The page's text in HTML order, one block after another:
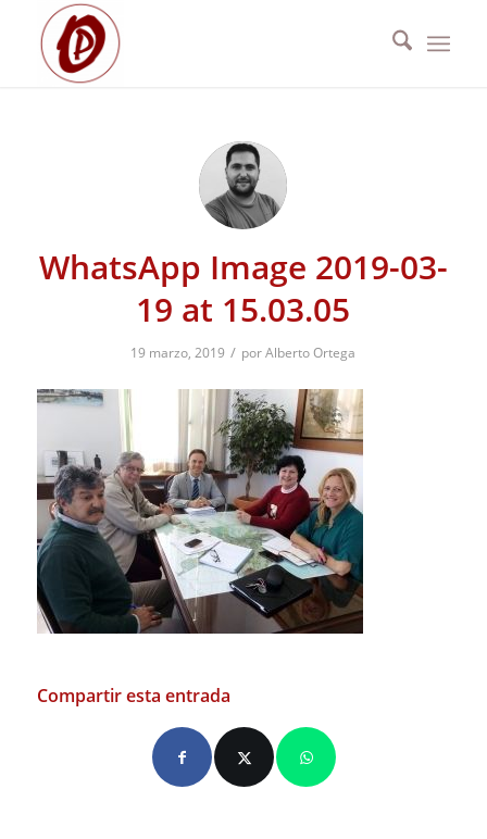
WhatsApp Image 2019-03-
19 at 15.03.05
19 marzo, 2019 / porAlberto Ortega
Compartir esta entrada